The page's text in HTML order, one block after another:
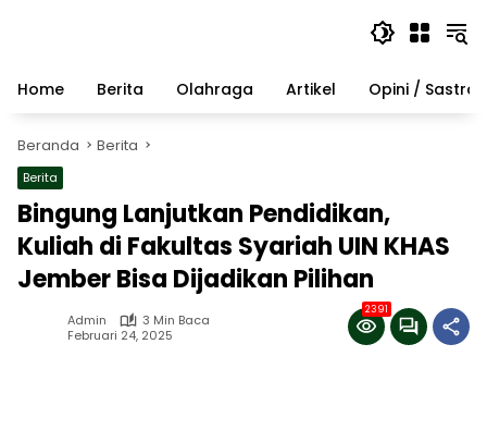
Home
Berita Olahraga Artikel Opini / Sastra
Beranda Berita
Berita
Bingung Lanjutkan Pendidikan,
Kuliah di Fakultas Syariah UIN KHAS
Jember Bisa Dijadikan Pilihan
Admin
3 Min Baca
Februari 24, 2025
2391